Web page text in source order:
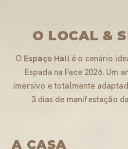
O LOCAL &
O Espaço Hallé o cenário
Espada na Face 2026. Um
imersivo e totalmente
3 dias de manifestação
A CASA